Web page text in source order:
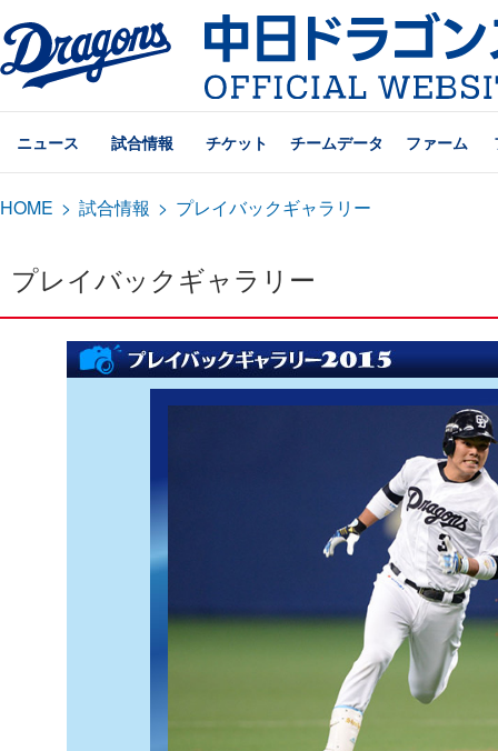
ニュース 試合情報 チケット チームデータ ファーム
HOME > 試合情報 > プレイバックギャラリー
プレイバックギャラリー